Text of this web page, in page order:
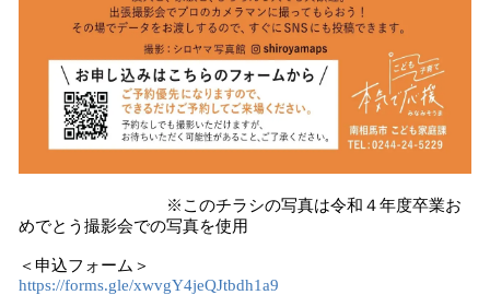
※このチラシの写真は令和４年度卒業お
めでとう撮影会での写真を使用
＜申込フォーム＞
https://forms.gle/xwvgY4jeQJtbdh1a9